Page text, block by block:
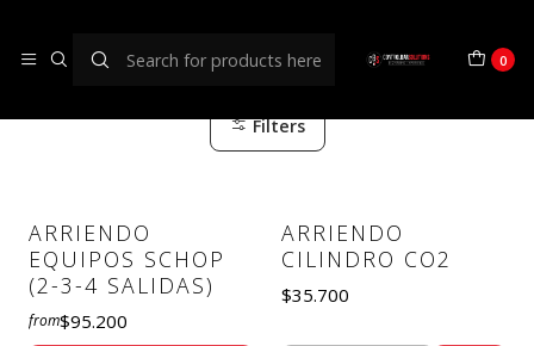
0
Servicios cervecerías
Filters
ARRIENDO
EQUIPOS SCHOP
(2-3-4 SALIDAS)
from$95.200
ARRIENDO
CILINDRO CO2
$35.700